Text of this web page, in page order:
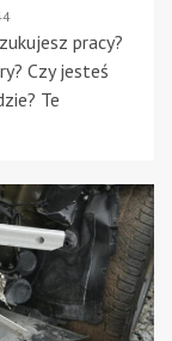
pracy?
Czy jesteś
Te